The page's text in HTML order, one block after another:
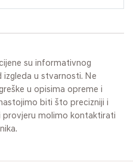
su informativnog
u stvarnosti. Ne
u opisima opreme i
biti što precizniji i
provjeru molimo kontaktirati